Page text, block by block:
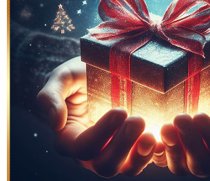
Feliz Navidad Gaston